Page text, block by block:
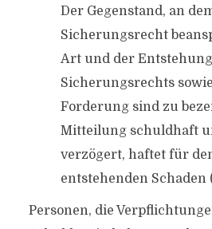
Der Gegenstand, an
Sicherungsrecht
Art und der
Sicherungsrechts
Forderung sind zu
Mitteilung schuldhaft
verzögert, haftet für
entstehenden Schaden
Personen, die